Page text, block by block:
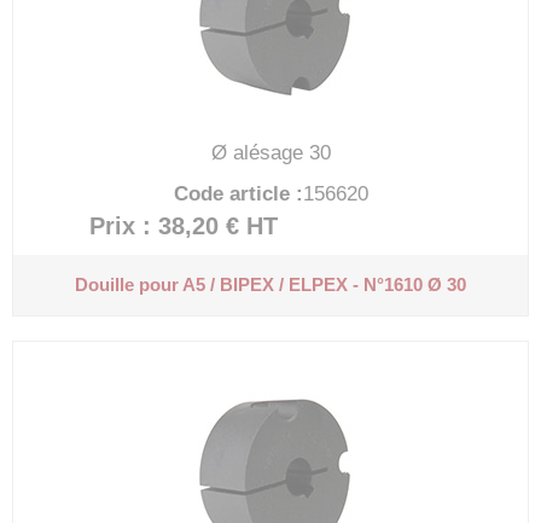
Ø alésage 30
Code article :156620
Prix : 38,20 € HT
Douille pour A5 / BIPEX / ELPEX - N°1610 Ø 30